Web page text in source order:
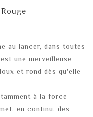
au lancer, dans toutes
une merveilleuse
et rond dès qu'elle
à la force
en continu, des